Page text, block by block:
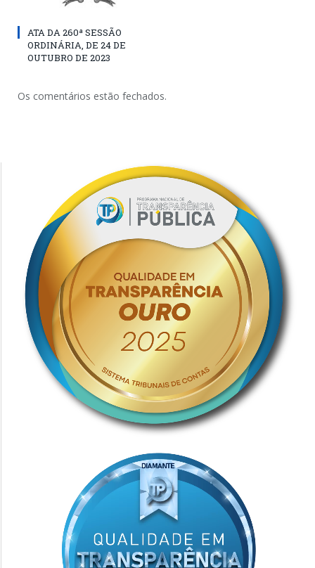
ATA DA 260ª SESSÃO
ORDINÁRIA, DE 24 DE
OUTUBRO DE 2023
Os comentários estão fechados.